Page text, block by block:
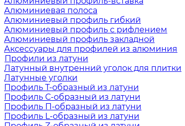
Алюминиевая полоса
Алюминиевый профиль гибкий
Алюминиевый профиль с рифлением
Алюминиевый профиль закладной
Аксессуары для профилей из алюминия
Профили из латуни
Латунный внутренний уголок для плитки
Латунные уголки
Профиль Т-образный из латуни
Профиль С-образный из латуни
Профиль П-образный из латуни
Профиль L-образный из латуни